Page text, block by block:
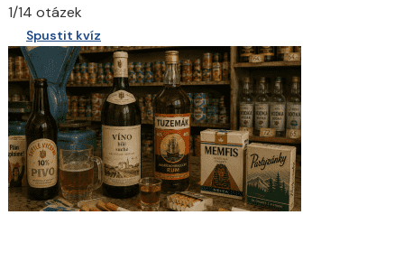
1/14 otázek
Spustit kvíz